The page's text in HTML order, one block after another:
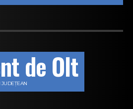
de Olt
JUDEȚEAN